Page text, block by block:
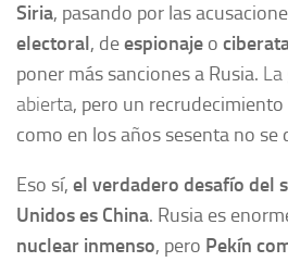
Siria, pasando por las
electoral, deespionaje o
poner más sanciones a Rusia.
abierta, pero un recrudecimiento
como en los años sesenta no se
Eso sí, el verdadero desafío del
Unidos es China. Rusia es
nuclear inmenso, pero Pekín